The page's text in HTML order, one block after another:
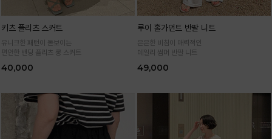
키츠 플리츠 스커트
유니크한 패턴이 돋보이는
편안한 밴딩 플리츠 롱 스커트
40,000
루이 홀가먼트 반팔 니트
은은한 비침이 매력적인
데일리 썸머 반팔 니트
49,000